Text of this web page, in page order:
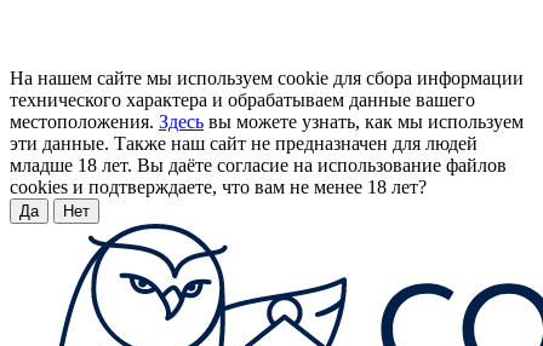
На нашем сайте мы используем cookie для сбора информации
технического характера и обрабатываем данные вашего
местоположения. Здесь вы можете узнать, как мы используем
эти данные. Также наш сайт не предназначен для людей
младше 18 лет. Вы даёте согласие на использование файлов
cookies и подтверждаете, что вам не менее 18 лет?
Да Нет